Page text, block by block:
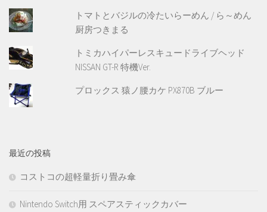
トマトとバジルの冷たいらーめん / ら～めん
厨房つきまる
トミカハイパーレスキュードライブヘッド
NISSAN GT-R 特機Ver.
プロックス 猿ノ腰カケ PX870B ブルー
最近の投稿
コストコの超軽量折り畳み傘
Nintendo Switch用 スペアスティックカバー